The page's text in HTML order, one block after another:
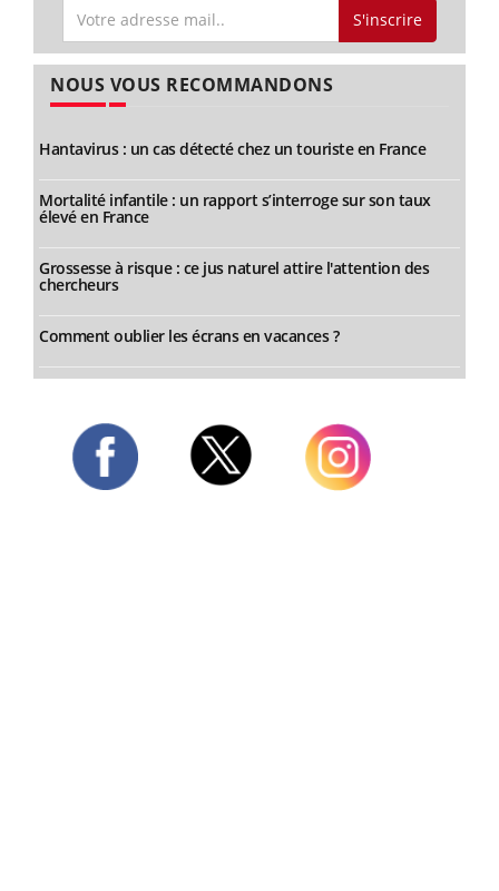
S'inscrire
NOUS VOUS RECOMMANDONS
Hantavirus : un cas détecté chez un touriste en France
Mortalité infantile : un rapport s’interroge sur son taux
élevé en France
Grossesse à risque : ce jus naturel attire l'attention des
chercheurs
Comment oublier les écrans en vacances ?